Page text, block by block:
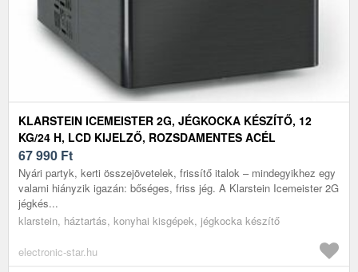
KLARSTEIN ICEMEISTER 2G, JÉGKOCKA KÉSZÍTŐ, 12
KG/24 H, LCD KIJELZŐ, ROZSDAMENTES ACÉL
67 990 Ft
Nyári partyk, kerti összejövetelek, frissítő italok – mindegyikhez egy
valami hiányzik igazán: bőséges, friss jég. A Klarstein Icemeister 2G
jégkés...
klarstein, háztartás, konyhai kisgépek, jégkocka készítő
electronic-star.hu